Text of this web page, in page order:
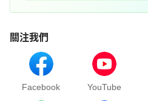
關注我們
Facebook YouTube